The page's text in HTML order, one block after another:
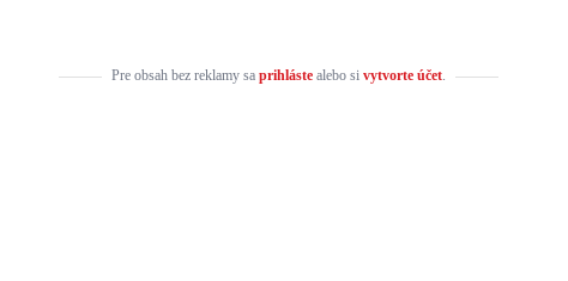
Pre obsah bez reklamy sa prihlástealebo si vytvorte účet.